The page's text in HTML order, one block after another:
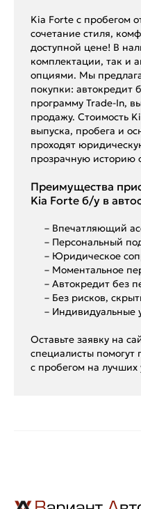
Kia Forte с пробегом
сочетание стиля,
доступной цене! В
комплектации, так и
опциями. Мы
покупки: автокредит
программу Trade-In,
продажу. Стоимость
выпуска, пробега и
проходят
прозрачную историю
Преимущества
Kia Forte б/у в
– Впечатляющий
– Персональный
– Юридическое
– Моментальное
– Автокредит без
– Без рисков,
– Индивидуальные
Оставьте заявку на
специалисты помогут
с пробегом на лучших